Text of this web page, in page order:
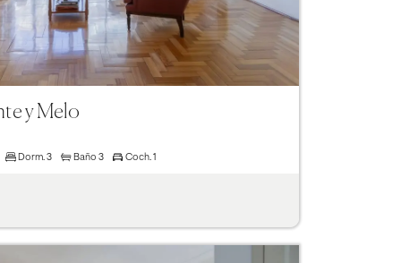
y Melo
Dorm. 3 Baño 3 Coch. 1